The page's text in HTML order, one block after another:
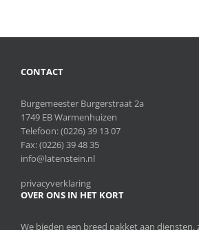
CONTACT
Burgemeester Burgerstraat 2a
1749 EB Warmenhuizen
Telefoon:(0226) 39 13 07
Fax: (0226) 39 48 35
info@latenstein.nl
privacyverklaring
OVER ONS IN HET KORT
We bieden een breed pakket aan diensten,